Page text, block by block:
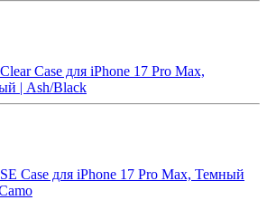
Case для iPhone 17 Pro Max,
| Ash/Black
Case для iPhone 17 Pro Max, Темный